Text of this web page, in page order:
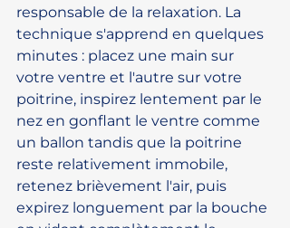
responsable de la relaxation. La
technique s'apprend en quelques
minutes : placez une main sur
votre ventre et l'autre sur votre
poitrine, inspirez lentement par le
nez en gonflant le ventre comme
un ballon tandis que la poitrine
reste relativement immobile,
retenez brièvement l'air, puis
expirez longuement par la bouche